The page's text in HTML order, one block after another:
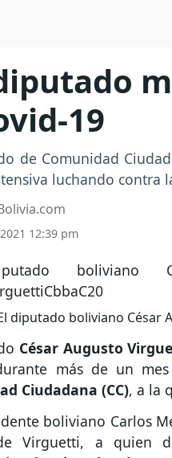
19
de Comunidad
luchando contra
12:39 pm
diputado boliviano César
César Augusto
más de un
Ciudadana (CC), a la
boliviano Carlos
Virguetti, a quien